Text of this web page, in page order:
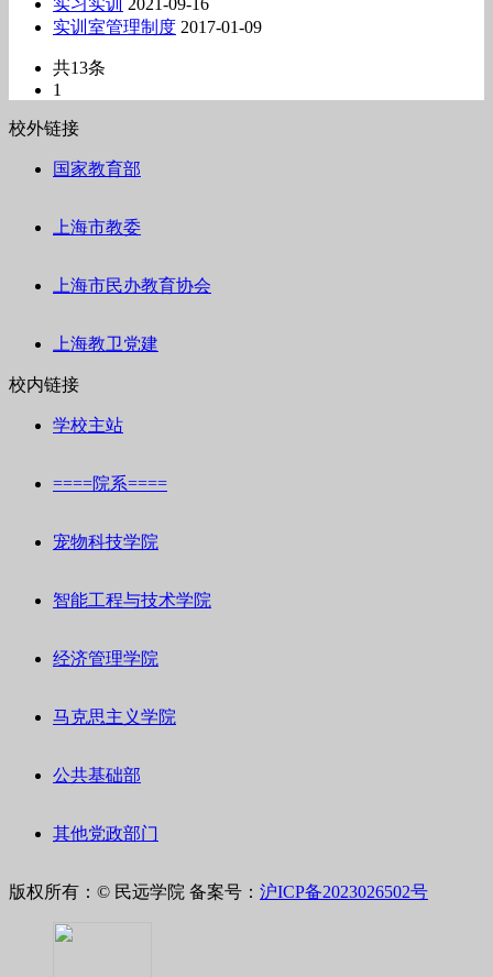
实习实训 2021-09-16
实训室管理制度 2017-01-09
共13条
1
校外链接
国家教育部
上海市教委
上海市民办教育协会
上海教卫党建
校内链接
学校主站
====院系====
宠物科技学院
智能工程与技术学院
经济管理学院
马克思主义学院
公共基础部
其他党政部门
版权所有：© 民远学院 备案号： 沪ICP备2023026502号